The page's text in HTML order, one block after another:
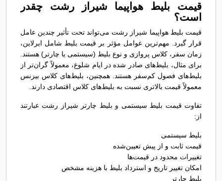
قیمت بلیط هواپیما شیراز رشت چقدر
است؟
قیمت بلیط هواپیما شیراز رشت می‌تواند تحت تأثیر چندین عامل
قرار گیرد. مهم‌ترین عوامل مؤثر بر قیمت بلیط شامل ایرلاین،
زمان سفر، کلاس پروازی و نوع بلیط (سیستمی یا چارتر) هستند.
برای مثال، بلیط‌های صادر شده در ایام شلوغ، معمولاً گران‌تر از
بلیط‌های فصول کم‌سفر هستند. همچنین، بلیط‌های کلاس بیزنس
معمولاً قیمت بالاتری نسبت به بلیط‌های کلاس اقتصادی دارند.
تفاوت قیمت بلیط سیستمی و بلیط چارتر شیراز رشت عبارتند
از:
بلیط سیستمی
قیمت ثابت و از پیش تعیین‌شده
تغییرات محدود در قیمت‌ها
امکان تغییر تاریخ و استرداد بلیط با هزینه مشخص
بلیط چارتر